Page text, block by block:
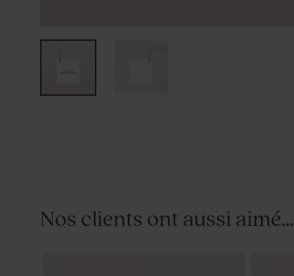
Nos clients ont aussi aimé...